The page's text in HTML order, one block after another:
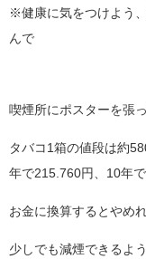
※健康に気をつけよう
んで
喫煙所にポスターを張
タバコ1箱の値段は約
年で215.760円、10年
お金に換算するとやめ
少しでも減煙できるよ